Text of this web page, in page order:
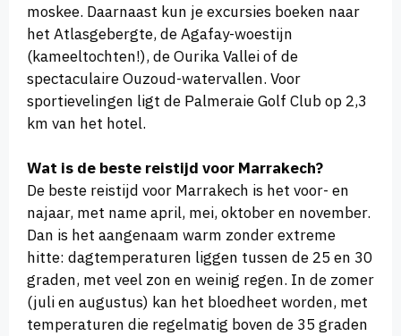
moskee. Daarnaast kun je excursies boeken naar
het Atlasgebergte, de Agafay-woestijn
(kameeltochten!), de Ourika Vallei of de
spectaculaire Ouzoud-watervallen. Voor
sportievelingen ligt de Palmeraie Golf Club op 2,3
km van het hotel.
Wat is de beste reistijd voor Marrakech?
De beste reistijd voor Marrakech is het voor- en
najaar, met name april, mei, oktober en november.
Dan is het aangenaam warm zonder extreme
hitte: dagtemperaturen liggen tussen de 25 en 30
graden, met veel zon en weinig regen. In de zomer
(juli en augustus) kan het bloedheet worden, met
temperaturen die regelmatig boven de 35 graden